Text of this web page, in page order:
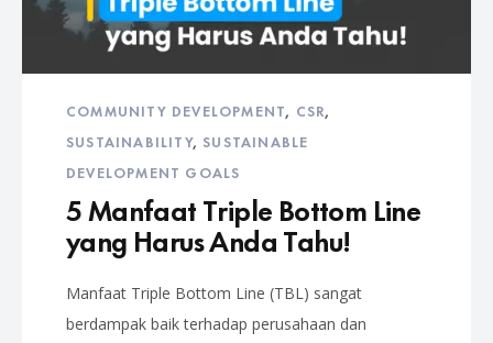
COMMUNITY DEVELOPMENT, CSR,
SUSTAINABILITY, SUSTAINABLE
DEVELOPMENT GOALS
5 Manfaat Triple Bottom Line
yang Harus Anda Tahu!
Manfaat Triple Bottom Line (TBL) sangat
berdampak baik terhadap perusahaan dan